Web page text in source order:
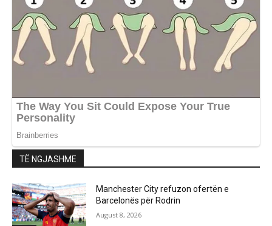
TË NGJASHME
Manchester City refuzon ofertën e
Barcelonës për Rodrin
August 8, 2026